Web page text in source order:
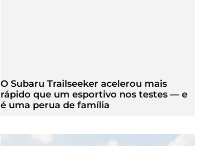
O Subaru Trailseeker acelerou mais
rápido que um esportivo nos testes — e
é uma perua de família